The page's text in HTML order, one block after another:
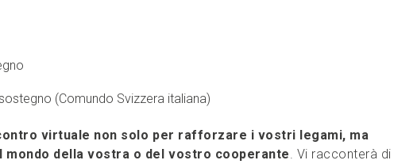
(Comundo Svizzera italiana)
virtuale non solo per rafforzare i vostri legami, ma
mondo della vostra o del vostro cooperante. Vi racconterà di